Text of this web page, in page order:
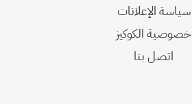
سياسة الإعلانات
خصوصية الكوكيز
اتصل بنا